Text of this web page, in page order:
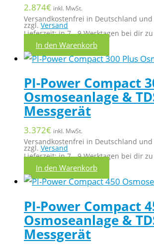
2.874€ inkl. MwSt.
Versandkostenfrei in Deutschland
zzgl. Versand
Lieferzeit: in 7 - 9 Werktagen bei dir
In den Warenkorb
PI-Power Compact
Osmoseanlage &
Messgerät
3.372€ inkl. MwSt.
Versandkostenfrei in Deutschland
zzgl. Versand
Lieferzeit: in 7 - 9 Werktagen bei dir
In den Warenkorb
PI-Power Compact
Osmoseanlage &
Messgerät